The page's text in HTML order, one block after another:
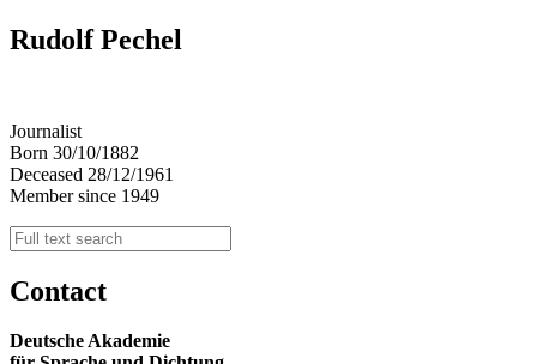
Rudolf Pechel
Journalist
Born 30/10/1882
Deceased 28/12/1961
Member since 1949
Contact
Deutsche Akademie